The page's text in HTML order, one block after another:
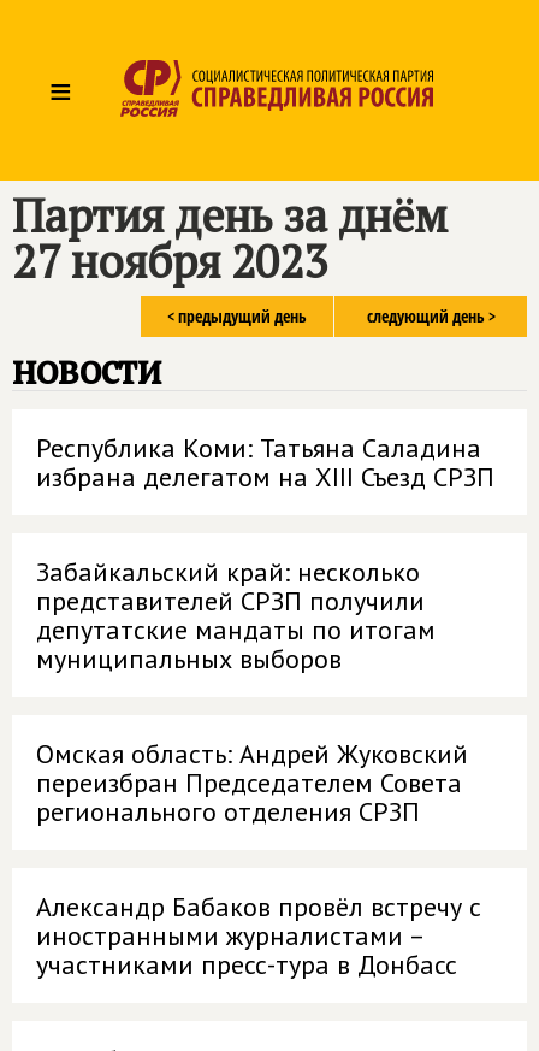
≡
Партия день за днём
27 ноября 2023
следующий день >
< предыдущий день
новости
Республика Коми: Татьяна Саладина
избрана делегатом на XIII Съезд СРЗП
Забайкальский край: несколько
представителей СРЗП получили
депутатские мандаты по итогам
муниципальных выборов
Омская область: Андрей Жуковский
переизбран Председателем Совета
регионального отделения СРЗП
Александр Бабаков провёл встречу с
иностранными журналистами –
участниками пресс-тура в Донбасс